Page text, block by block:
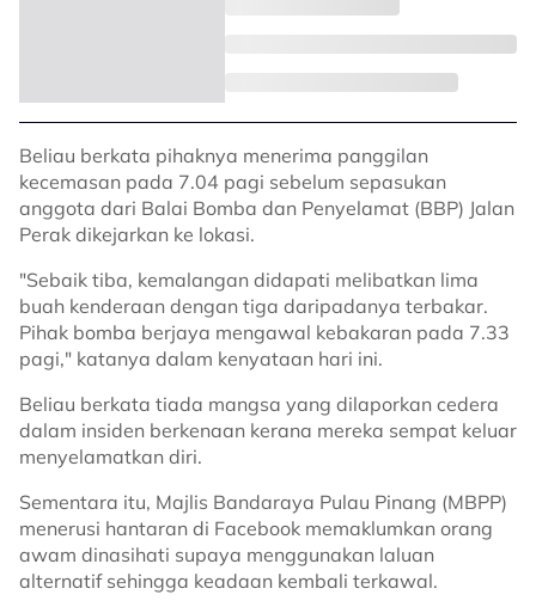
Beliau berkata pihaknya menerima panggilan
kecemasan pada 7.04 pagi sebelum sepasukan
anggota dari Balai Bomba dan Penyelamat (BBP) Jalan
Perak dikejarkan ke lokasi.
"Sebaik tiba, kemalangan didapati melibatkan lima
buah kenderaan dengan tiga daripadanya terbakar.
Pihak bomba berjaya mengawal kebakaran pada 7.33
pagi," katanya dalam kenyataan hari ini.
Beliau berkata tiada mangsa yang dilaporkan cedera
dalam insiden berkenaan kerana mereka sempat keluar
menyelamatkan diri.
Sementara itu, Majlis Bandaraya Pulau Pinang (MBPP)
menerusi hantaran di Facebook memaklumkan orang
awam dinasihati supaya menggunakan laluan
alternatif sehingga keadaan kembali terkawal.